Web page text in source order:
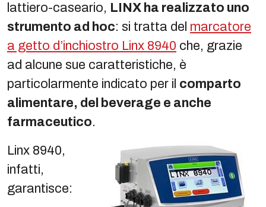
lattiero-caseario, LINX ha realizzato uno
strumento ad hoc: si tratta del marcatore
a getto d’inchiostro Linx 8940 che, grazie
ad alcune sue caratteristiche, è
particolarmente indicato per il comparto
alimentare, del beverage e anche
farmaceutico.
Linx 8940,
infatti,
garantisce: